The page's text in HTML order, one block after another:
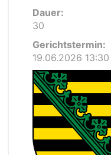
Dauer:
30
Gerichtstermin:
19.06.2026